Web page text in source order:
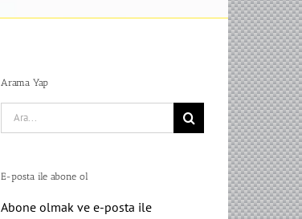
Arama Yap
Search
for:
E-posta ile abone ol
Abone olmak ve e-posta ile